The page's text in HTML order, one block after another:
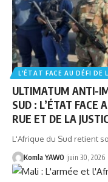
L'ÉTAT FACE AU DÉFI DE
ULTIMATUM ANTI-
SUD : L’ÉTAT FACE
RUE ET DE LA
L'Afrique du Sud retient
Komla YAWO juin 30, 2026